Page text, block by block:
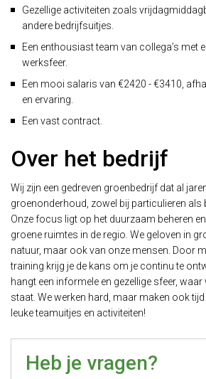
Gezellige activiteiten zoals
andere bedrijfsuitjes.
Een enthousiast team van collega’s met
werksfeer.
Een mooi salaris van €2420 - €3410,
en ervaring.
Een vast contract.
Over het bedrijf
Wij zijn een gedreven groenbedrijf dat al
groenonderhoud, zowel bij particulieren als
Onze focus ligt op het duurzaam beheren
groene ruimtes in de regio. We geloven in
natuur, maar ook van onze mensen. Door
training krijg je de kans om je continu te
hangt een informele en gezellige sfeer,
staat. We werken hard, maar maken ook
leuke teamuitjes en activiteiten!
Heb je vragen?